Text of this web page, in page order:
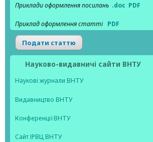
Приклади оформлення посилань .doc PDF
Приклад оформлення статті PDF
Подати статтю
Науково-видавничі сайти ВНТУ
Наукові журнали ВНТУ
Видавництво ВНТУ
Конференції ВНТУ
Сайт ІРВЦ ВНТУ